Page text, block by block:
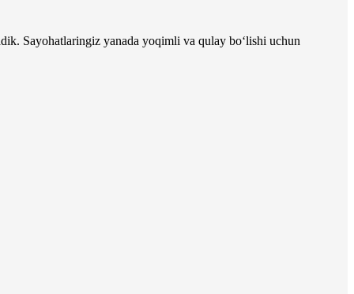
Sayohatlaringiz yanada yoqimli va qulay bo‘lishi uchun